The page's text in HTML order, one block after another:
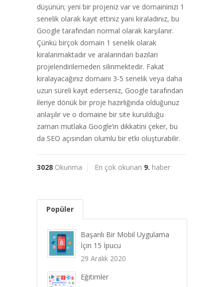
düşünün; yeni bir projeniz var ve domaininizi 1
senelik olarak kayıt ettiniz yani kiraladınız, bu
Google tarafından normal olarak karşılanır.
Çünkü birçok domain 1 senelik olarak
kiralanmaktadır ve aralarından bazıları
projelendirilemeden silinmektedir. Fakat
kiralayacağınız domaini 3-5 senelik veya daha
uzun süreli kayıt ederseniz, Google tarafından
ileriye dönük bir proje hazırlığında olduğunuz
anlaşılır ve o domaine bir site kurulduğu
zaman mutlaka Google’ın dikkatini çeker, bu
da SEO açısından olumlu bir etki oluşturabilir.
3028 Okunma En çok okunan 9. haber
Popüler
Başarılı Bir Mobil Uygulama
İçin 15 İpucu
29 Aralık 2020
Eğitimler